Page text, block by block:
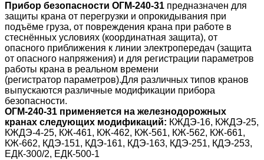
Прибор безопасности ОГМ-240-31 предназначен для
защиты крана от перегрузки и опрокидывания при
подъёме груза, от повреждения крана при работе в
стеснённых условиях (координатная защита), от
опасного приближения к линии электропередач (защита
от опасного напряжения) и для регистрации параметров
работы крана в реальном времени
(регистратор параметров).Для различных типов кранов
выпускаются различные модификации прибора
безопасности.
ОГМ-240-31 применяется на железнодорожных
кранах следующих модификаций: КЖДЭ-16, КЖДЭ-25,
КЖДЭ-4-25, КЖ-461, КЖ-462, КЖ-561, КЖ-562, КЖ-661,
КЖ-662, КДЭ-151, КДЭ-161, КДЭ-163, КДЭ-251, КДЭ-253,
ЕДК-300/2, ЕДК-500-1